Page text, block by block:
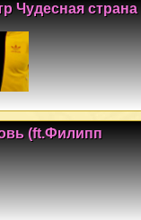
Чудесная страна
(ft.Филипп